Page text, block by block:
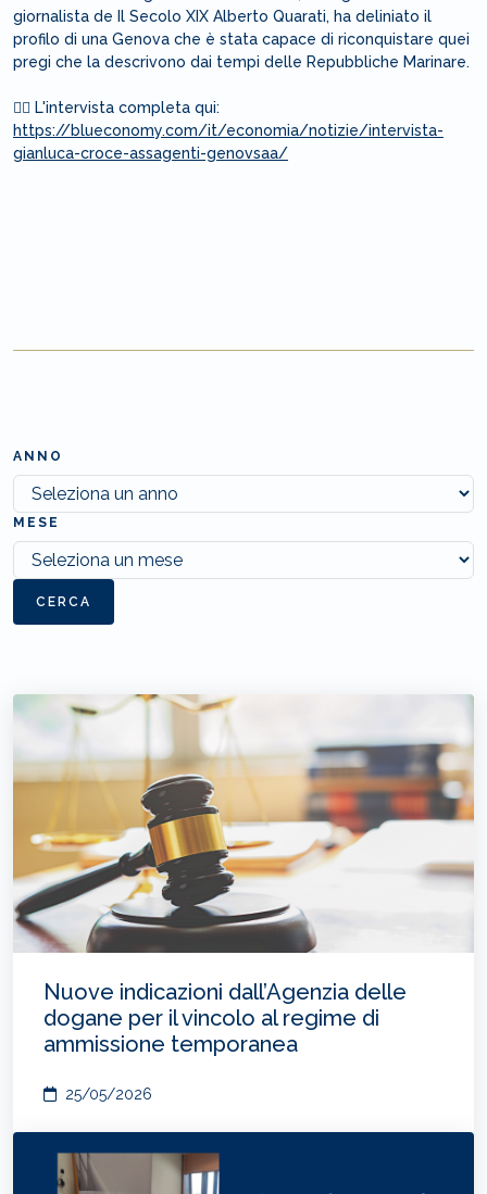
giornalista de Il Secolo XIX Alberto Quarati, ha deliniato il
profilo di una Genova che è stata capace di riconquistare quei
pregi che la descrivono dai tempi delle Repubbliche Marinare.
⛓️‍💥 L'intervista completa qui:
https://blueconomy.com/it/economia/notizie/intervista-
gianluca-croce-assagenti-genovsaa/
ANNO
MESE
CERCA
Nuove indicazioni dall’Agenzia delle
dogane per il vincolo al regime di
ammissione temporanea
25/05/2026